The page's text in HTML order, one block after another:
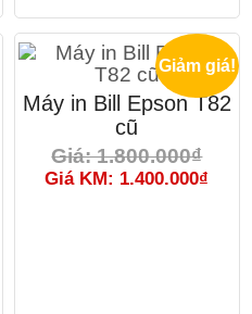
Giảm giá!
Máy in Bill Epson T82
cũ
Giá: 1.800.000₫
Giá KM: 1.400.000₫